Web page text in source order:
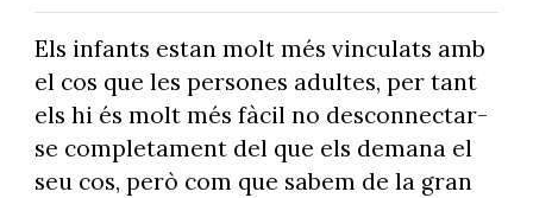
Els infants estan molt més vinculats amb
el cos que les persones adultes, per tant
els hi és molt més fàcil no desconnectar-
se completament del que els demana el
seu cos, però com que sabem de la gran